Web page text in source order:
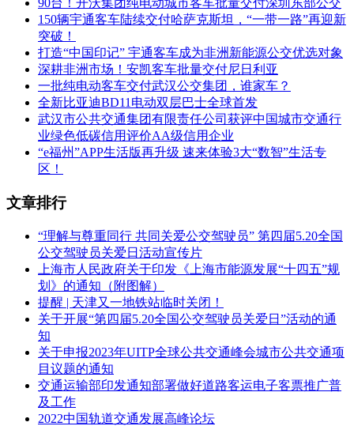
90台！开沃集团纯电动城市客车批量交付深圳东部公交
150辆宇通客车陆续交付哈萨克斯坦，“一带一路”再迎新
突破！
打造“中国印记” 宇通客车成为非洲新能源公交优选对象
深耕非洲市场！安凯客车批量交付尼日利亚
一批纯电动客车交付武汉公交集团，谁家车？
全新比亚迪BD11电动双层巴士全球首发
武汉市公共交通集团有限责任公司获评中国城市交通行
业绿色低碳信用评价AA级信用企业
“e福州”APP生活版再升级 速来体验3大“数智”生活专
区！
文章排行
“理解与尊重同行 共同关爱公交驾驶员” 第四届5.20全国
公交驾驶员关爱日活动宣传片
上海市人民政府关于印发《上海市能源发展“十四五”规
划》的通知（附图解）
提醒 | 天津又一地铁站临时关闭！
关于开展“第四届5.20全国公交驾驶员关爱日”活动的通
知
关于申报2023年UITP全球公共交通峰会城市公共交通项
目议题的通知
交通运输部印发通知部署做好道路客运电子客票推广普
及工作
2022中国轨道交通发展高峰论坛